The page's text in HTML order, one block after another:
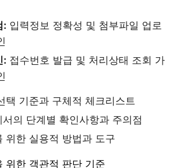
: 입력정보 정확성 및 첨부파일 업로
: 접수번호 발급 및 처리상태 조회 가
택 기준과 구체적 체크리스트
의 단계별 확인사항과 주의점
위한 실용적 방법과 도구
위한 객관적 판단 기준